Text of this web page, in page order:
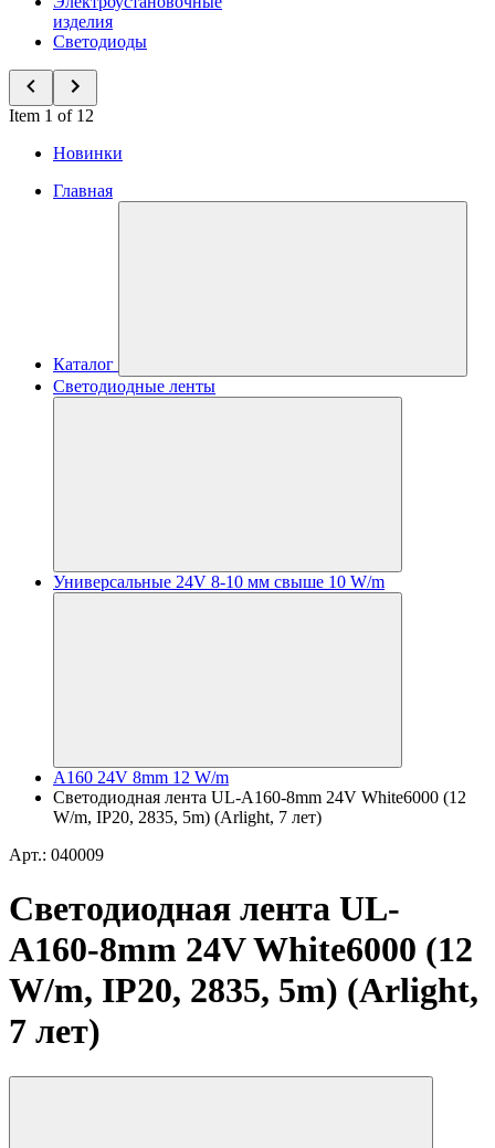
изделия
Светодиоды
Item 1 of 12
Новинки
Главная
Каталог
Светодиодные ленты
Универсальные 24V 8-10 мм свыше 10 W/m
A160 24V 8mm 12 W/m
Светодиодная лента UL-A160-8mm 24V White6000 (12
W/m, IP20, 2835, 5m) (Arlight, 7 лет)
Арт.: 040009
Светодиодная лента UL-
A160-8mm 24V White6000 (12
W/m, IP20, 2835, 5m) (Arlight,
7 лет)